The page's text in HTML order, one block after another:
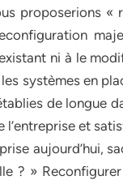
proposerions «
ni à le
systèmes en
de longue
et
aujourd’hui,
? »